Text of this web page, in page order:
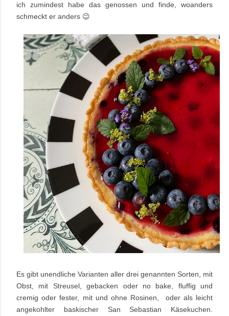
ich zumindest habe das genossen und finde, woanders
schmeckt er anders 😉
Es gibt unendliche Varianten aller drei genannten Sorten, mit
Obst, mit Streusel, gebacken oder no bake, fluffig und
cremig oder fester, mit und ohne Rosinen, oder als leicht
angekohlter baskischer San Sebastian Käsekuchen.